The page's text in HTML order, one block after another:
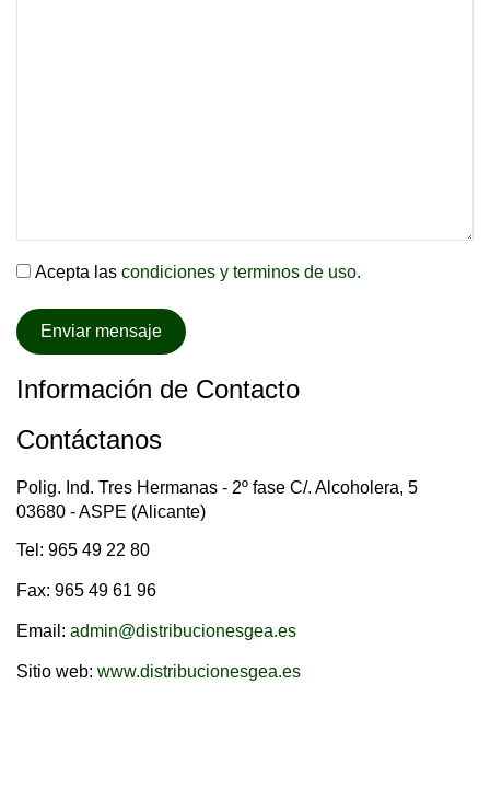
Acepta las condiciones y terminos de uso.
Información de Contacto
Contáctanos
Polig. Ind. Tres Hermanas - 2º fase C/. Alcoholera, 5
03680 - ASPE (Alicante)
Tel: 965 49 22 80
Fax: 965 49 61 96
Email: admin@distribucionesgea.es
Sitio web: www.distribucionesgea.es